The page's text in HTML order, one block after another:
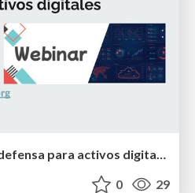
Seguridad en la nube: defensa para activos digitales
0 29